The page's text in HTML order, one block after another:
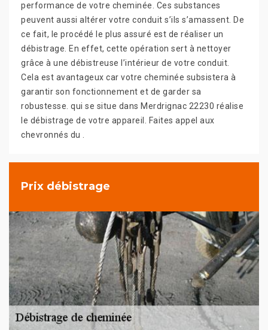
performance de votre cheminée. Ces substances
peuvent aussi altérer votre conduit s’ils s’amassent. De
ce fait, le procédé le plus assuré est de réaliser un
débistrage. En effet, cette opération sert à nettoyer
grâce à une débistreuse l’intérieur de votre conduit.
Cela est avantageux car votre cheminée subsistera à
garantir son fonctionnement et de garder sa
robustesse. qui se situe dans Merdrignac 22230 réalise
le débistrage de votre appareil. Faites appel aux
chevronnés du .
Prix débistrage